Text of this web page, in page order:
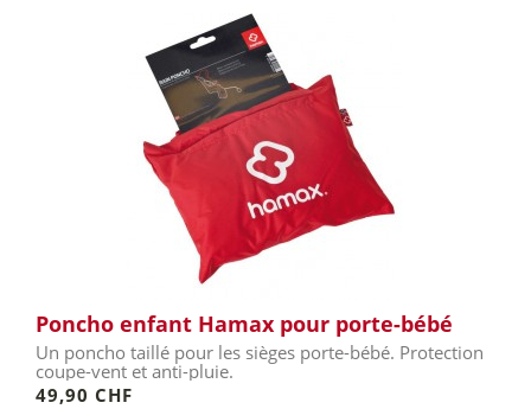
Poncho enfant Hamax pour porte-bébé
Un poncho taillé pour les sièges porte-bébé. Protection
coupe-vent et anti-pluie.
49,90 CHF